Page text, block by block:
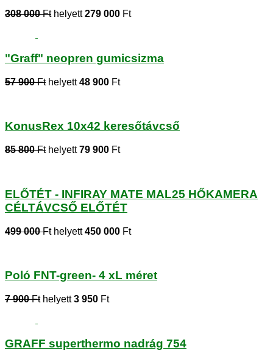
308 000 Fthelyett279 000 Ft
"Graff" neopren gumicsizma
57 900 Fthelyett48 900 Ft
KonusRex 10x42 keresőtávcső
85 800 Fthelyett79 900 Ft
ELŐTÉT - INFIRAY MATE MAL25 HŐKAMERA
CÉLTÁVCSŐ ELŐTÉT
499 000 Fthelyett450 000 Ft
Poló FNT-green- 4 xL méret
7 900 Fthelyett3 950 Ft
GRAFF superthermo nadrág 754